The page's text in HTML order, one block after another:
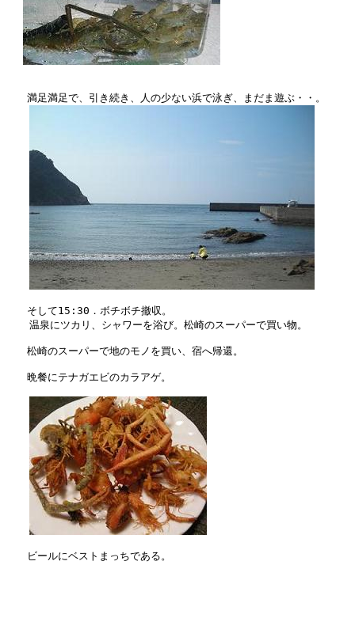
満足満足で、引き続き、人の少ない浜で泳ぎ、まだま遊ぶ・・。
そして15:30．ボチボチ撤収。
温泉にツカリ、シャワーを浴び。松崎のスーパーで買い物。
松崎のスーパーで地のモノを買い、宿へ帰還。
晩餐にテナガエビのカラアゲ。
ビールにベストまっちである。